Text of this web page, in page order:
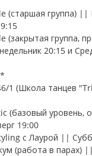
(старшая группа) ||
(закрытая группа,
20:15 и
1 (Школа танцев
(базовый уровень,
19:00
c Лаурой ||
(работа в парах)